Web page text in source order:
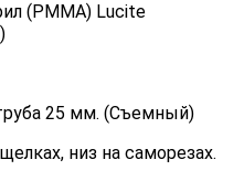
(PMMA) Lucite
25 мм. (Съемный)
низ на саморезах.